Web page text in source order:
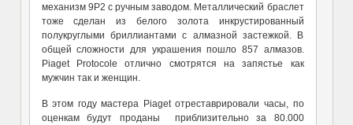
механизм 9P2 с ручным заводом. Металлический браслет
тоже сделан из белого золота инкрустированный
полукруглыми бриллиантами с алмазной застежкой. В
общей сложности для украшения пошло 857 алмазов.
Piaget Protocole отлично смотрятся на запястье как
мужчин так и женщин.
В этом году мастера Piaget отреставрировали часы, по
оценкам будут проданы приблизительно за 80.000